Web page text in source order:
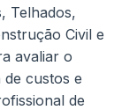
Telhados,
Civil e
avaliar o
custos e
de